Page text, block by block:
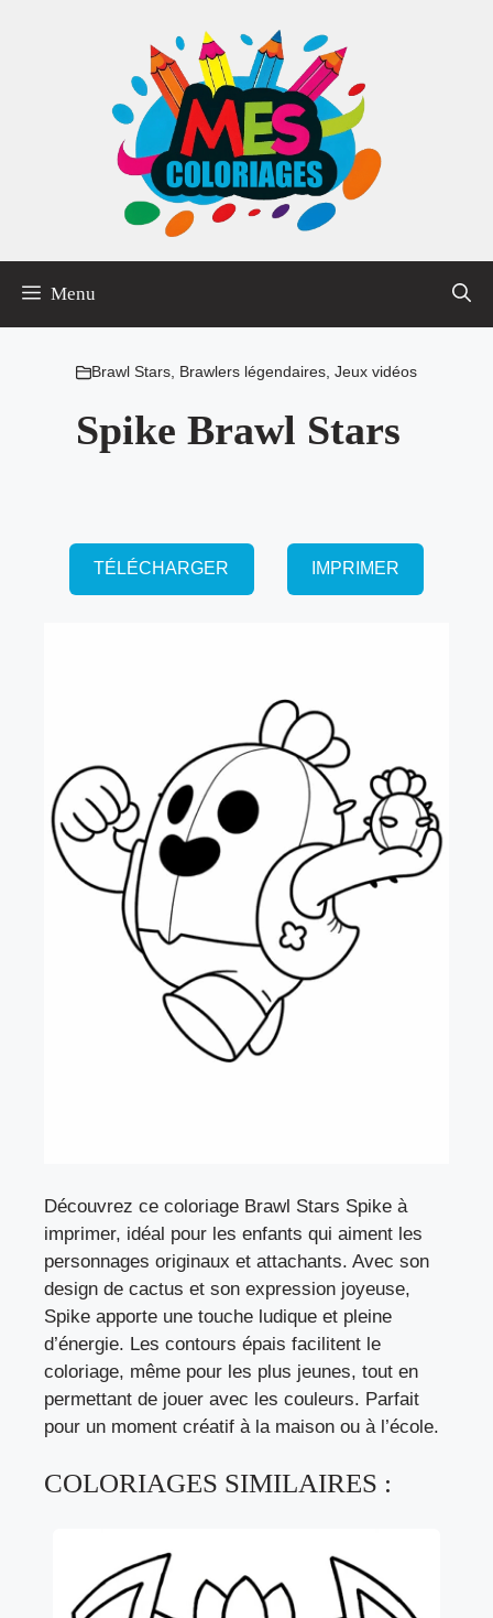
Menu
Brawl Stars, Brawlers légendaires, Jeux vidéos
Spike Brawl Stars
TÉLÉCHARGER IMPRIMER
Découvrez ce coloriage Brawl Stars Spike à
imprimer, idéal pour les enfants qui aiment les
personnages originaux et attachants. Avec son
design de cactus et son expression joyeuse,
Spike apporte une touche ludique et pleine
d’énergie. Les contours épais facilitent le
coloriage, même pour les plus jeunes, tout en
permettant de jouer avec les couleurs. Parfait
pour un moment créatif à la maison ou à l’école.
COLORIAGES SIMILAIRES :